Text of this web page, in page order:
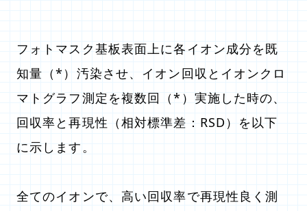
フォトマスク基板表面上に各イオン成分を既
知量（*）汚染させ、イオン回収とイオンクロ
マトグラフ測定を複数回（*）実施した時の、
回収率と再現性（相対標準差：RSD）を以下
に示します。
全てのイオンで、高い回収率で再現性良く測